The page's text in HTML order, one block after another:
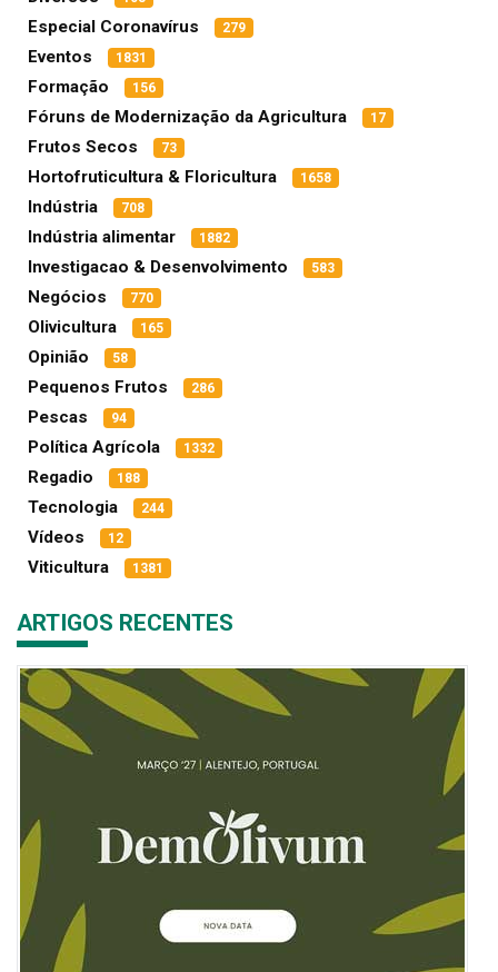
Especial Coronavírus 279
Eventos 1831
Formação 156
Fóruns de Modernização da Agricultura 17
Frutos Secos 73
Hortofruticultura & Floricultura 1658
Indústria 708
Indústria alimentar 1882
Investigacao & Desenvolvimento 583
Negócios 770
Olivicultura 165
Opinião 58
Pequenos Frutos 286
Pescas 94
Política Agrícola 1332
Regadio 188
Tecnologia 244
Vídeos 12
Viticultura 1381
ARTIGOS RECENTES